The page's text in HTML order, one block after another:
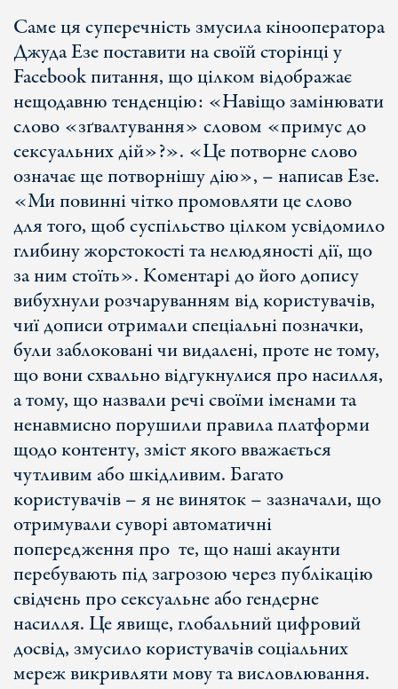
Саме ця суперечність змусила кінооператора
Джуда Езе поставити на своїй сторінці у
Facebook питання, що цілком відображає
нещодавню тенденцію: «Навіщо замінювати
слово «зґвалтування» словом «примус до
сексуальних дій»?». «Це потворне слово
означає ще потворнішу дію», – написав Езе.
«Ми повинні чітко промовляти це слово
для того, щоб суспільство цілком усвідомило
глибину жорстокості та нелюдяності дії, що
за ним стоїть». Коментарі до його допису
вибухнули розчаруванням від користувачів,
чиї дописи отримали спеціальні позначки,
були заблоковані чи видалені, проте не тому,
що вони схвально відгукнулися про насилля,
а тому, що назвали речі своїми іменами та
ненавмисно порушили правила платформи
щодо контенту, зміст якого вважається
чутливим або шкідливим. Багато
користувачів – я не виняток – зазначали, що
отримували суворі автоматичні
попередження про те, що наші акаунти
перебувають під загрозою через публікацію
свідчень про сексуальне або гендерне
насилля. Це явище, глобальний цифровий
досвід, змусило користувачів соціальних
мереж викривляти мову та висловлювання.